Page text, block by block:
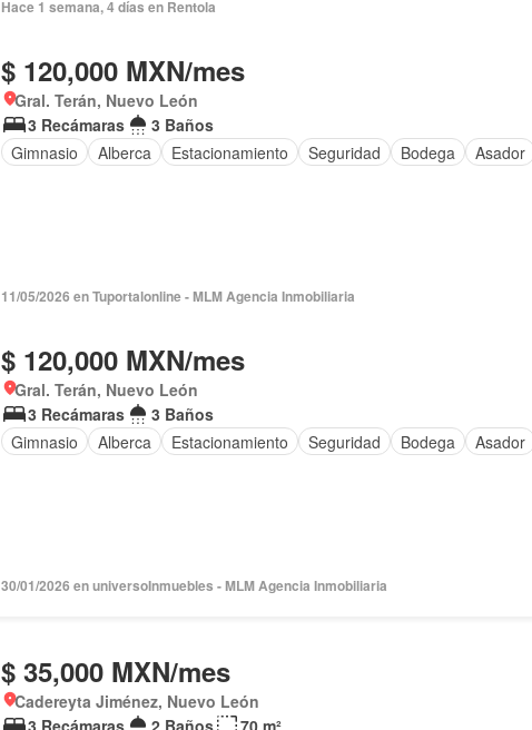
Hace 1 semana, 4 días en Rentola
$ 120,000 MXN/mes
Gral. Terán, Nuevo León
3 Recámaras
3 Baños
Gimnasio
Alberca Estacionamiento Seguridad Bodega Asador
11/05/2026 en Tuportalonline - MLM Agencia Inmobiliaria
$ 120,000 MXN/mes
Gral. Terán, Nuevo León
3 Recámaras
3 Baños
Gimnasio
Alberca Estacionamiento Seguridad Bodega Asador
30/01/2026 en universoInmuebles - MLM Agencia Inmobiliaria
$ 35,000 MXN/mes
Cadereyta Jiménez, Nuevo León
3 Recámaras
2 Baños 70 m²